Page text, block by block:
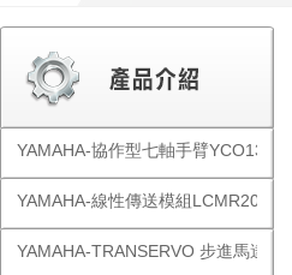
YAMAHA-協作型七軸手臂YCO1300
YAMAHA-線性傳送模組LCMR200
YAMAHA-TRANSERVO 步進馬達單軸